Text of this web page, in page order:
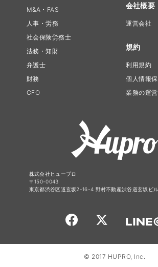
M&A・FAS
人事・労務
社会保険労務士
法務・知財
弁護士
財務
CFO
会社概要
運営会社
規約
利用規約
個人情報
業務の運
株式会社ヒュープロ
〒150-0043
東京都渋谷区道玄坂2-16-4 野村不動産渋谷道玄坂ビ
© 2017 HUPRO, Inc.